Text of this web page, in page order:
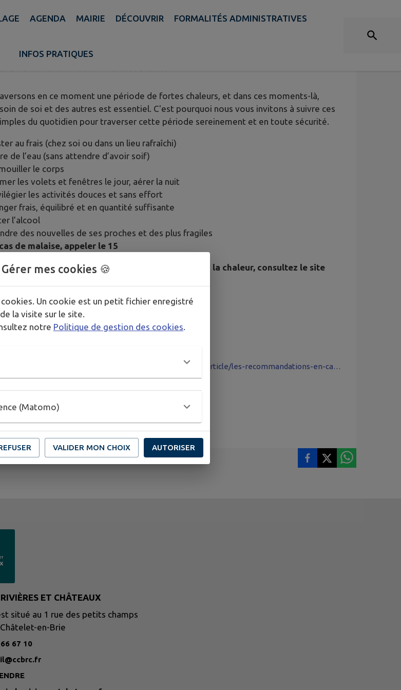
AGENDA MAIRIE DÉCOUVRIR FORMALITÉS ADMINISTRATIVES
INFOS PRATIQUES
QUOTIDIEN
en ce moment une période de fortes chaleurs, et dans ces moments-là,
de soi et des autres est essentiel. C'est pourquoi nous vous invitons à suivre ces
du quotidien pour traverser cette période sereinement et en toute sécurité.
au frais (chez soi ou dans un lieu rafraîchi)
de l’eau (sans attendre d’avoir soif)
le corps
les volets et fenêtres le jour, aérer la nuit
les activités douces et sans effort
frais, équilibré et en quantité suffisante
l’alcool
des nouvelles de ses proches et des plus fragiles
de malaise, appeler le 15
d'autres astuces et gestes pour vivre mieux avec la chaleur, consultez le site
CCBRC
https://sante.gouv.fr/sante-et-environnement/risques-climatiques/article/les-recommandations-en-cas-de-vague-de-chaleur
ET CHÂTEAUX
situé au 1 rue des petits champs
en-Brie
67 10
Gérer mes cookies 🍪
Un cookie est un petit fichier enregistré
la visite sur le site.
notre Politique de gestion des cookies.
(Matomo)
VALIDER MON CHOIX AUTORISER